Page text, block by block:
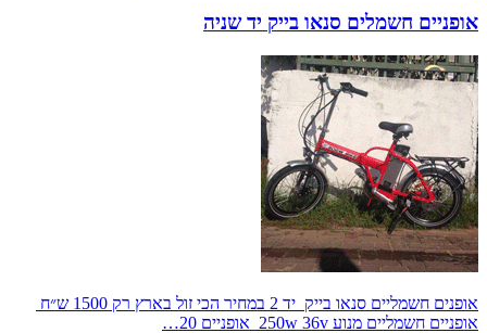
אופניים חשמלים סנאו בייק יד שניה
אופנים חשמליים סנאו בייק יד 2 במחיר הכי זול בארץ רק 1500 ש״ח
אופניים חשמליים מנוע 250w 36v אופניים 20…